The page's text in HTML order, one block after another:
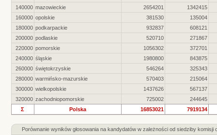
140000 mazowieckie 2654201
1342415
160000 opolskie 381530
135004
180000 podkarpackie 932837
608121
200000 podlaskie 520710
271867
220000 pomorskie 1056302
372701
240000 śląskie 1980800
843875
260000 świętokrzyskie 546264
325343
280000 warmińsko-mazurskie 570403
215064
300000 wielkopolskie 1437626
567137
320000 zachodniopomorskie 725002
244645
Σ
Polska 16853021 7919134
Porównanie wyników głosowania na kandydatów w zależności od siedziby komisji